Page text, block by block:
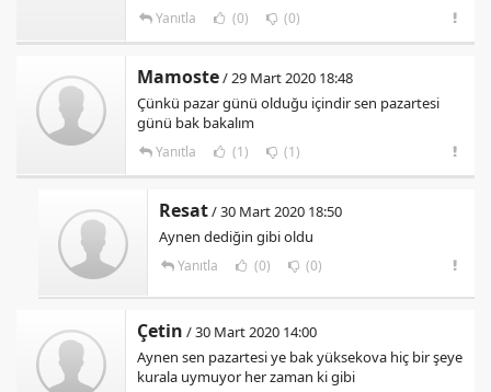
Yanıtla (0) (0)
Mamoste/ 29 Mart 2020 18:48
Çünkü pazar günü olduğu içindir sen pazartesi
günü bak bakalım
Yanıtla (1) (1)
Resat/ 30 Mart 2020 18:50
Aynen dediğin gibi oldu
Yanıtla (0) (0)
Çetin / 30 Mart 2020 14:00
Aynen sen pazartesi ye bak yüksekova hiç bir şeye
kurala uymuyor her zaman ki gibi